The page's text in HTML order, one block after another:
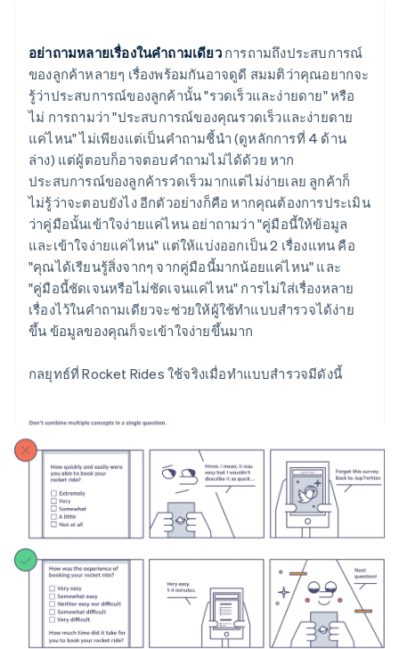
อย่าถามหลายเรื่องในคำถามเดียวการถามถึงประสบการณ์
ของลูกค้าหลายๆ เรื่องพร้อมกันอาจดูดี สมมติว่าคุณอยากจะ
รู้ว่าประสบการณ์ของลูกค้านั้น "รวดเร็วและง่ายดาย" หรือ
ไม่ การถามว่า "ประสบการณ์ของคุณรวดเร็วและง่ายดาย
แค่ไหน" ไม่เพียงแต่เป็นคำถามชี้นำ (ดูหลักการที่ 4 ด้าน
ล่าง) แต่ผู้ตอบก็อาจตอบคำถามไม่ได้ด้วย หาก
ประสบการณ์ของลูกค้ารวดเร็วมากแต่ไม่ง่ายเลย ลูกค้าก็
ไม่รู้ว่าจะตอบยังไง อีกตัวอย่างก็คือ หากคุณต้องการประเมิน
ว่าคู่มือนั้นเข้าใจง่ายแค่ไหน อย่าถามว่า "คู่มือนี้ให้ข้อมูล
และเข้าใจง่ายแค่ไหน" แต่ให้แบ่งออกเป็น 2 เรื่องแทน คือ
"คุณได้เรียนรู้สิ่งจากๆ จากคู่มือนี้มากน้อยแค่ไหน" และ
"คู่มือนี้ชัดเจนหรือไม่ชัดเจนแค่ไหน" การไม่ใส่เรื่องหลาย
เรื่องไว้ในคำถามเดียวจะช่วยให้ผู้ใช้ทำแบบสำรวจได้ง่าย
ขึ้น ข้อมูลของคุณก็จะเข้าใจง่ายขึ้นมาก
กลยุทธ์ที่ Rocket Rides ใช้จริงเมื่อทำแบบสำรวจมีดังนี้